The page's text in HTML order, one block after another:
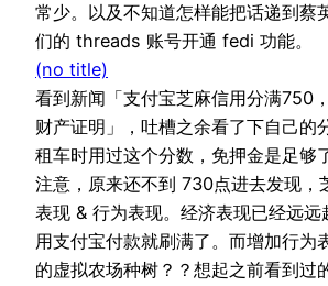
常少。以及不知道怎样能把话递到蔡
们的 threads 账号开通 fedi 功能。
(no title)
看到新闻「支付宝芝麻信用分满750
财产证明」，吐槽之余看了下自己的
租车时用过这个分数，免押金是足够
注意，原来还不到 730点进去发现，
表现 & 行为表现。经济表现已经远远
用支付宝付款就刷满了。而增加行为
的虚拟农场种树？？想起之前看到过